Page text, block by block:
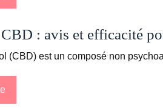
: avis et efficacité
(CBD) est un composé non